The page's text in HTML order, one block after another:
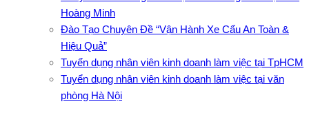
Hoàng Minh
Đào Tạo Chuyên Đề “Vận Hành Xe Cẩu An Toàn &
Hiệu Quả”
Tuyển dụng nhân viên kinh doanh làm việc tại TpHCM
Tuyển dụng nhân viên kinh doanh làm việc tại văn
phòng Hà Nội